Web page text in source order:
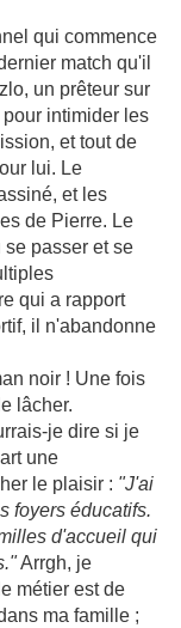
qui commence
match qu'il
un prêteur sur
intimider les
et tout de
lui. Le
et les
de Pierre. Le
se passer et se
qui a rapport
il n'abandonne
noir ! Une fois
lâcher.
je dire si je
une
le plaisir : "J'ai
foyers éducatifs.
d'accueil qui
Arrgh, je
métier est de
ma famille ;